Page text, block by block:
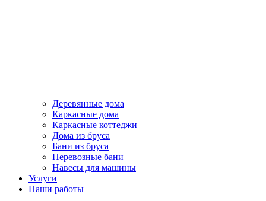
Деревянные дома
Каркасные дома
Каркасные коттеджи
Дома из бруса
Бани из бруса
Перевозные бани
Навесы для машины
Услуги
Наши работы